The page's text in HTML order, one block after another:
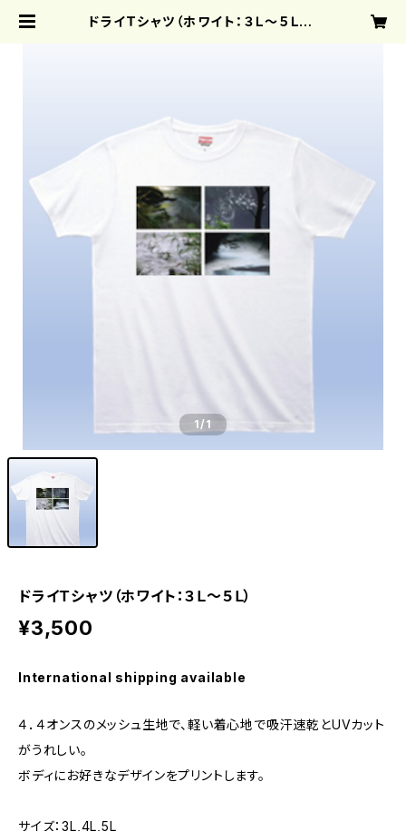
ドライＴシャツ（ホワイト：３Ｌ～５Ｌ） |
1/1
ドライＴシャツ（ホワイト：３Ｌ～５Ｌ）
¥3,500
International shipping available
４．４オンスのメッシュ生地で、軽い着心地で吸汗速乾とUVカット
がうれしい。
ボディにお好きなデザインをプリントします。
サイズ：3L,4L,5L